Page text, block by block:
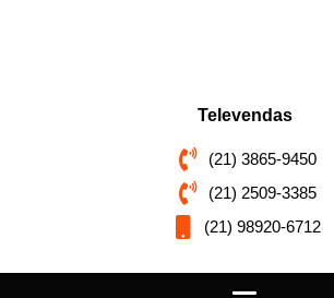
Televendas
(21) 3865-9450
(21) 2509-3385
(21) 98920-6712